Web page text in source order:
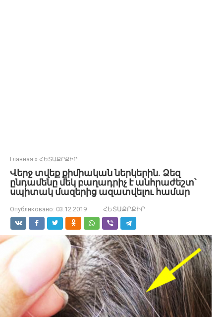
Главная » ՀԵՏԱՔՐՔԻՐ
Վերջ տվեք քիմիական ներկերին. Ձեզ
ընդամենը մեկ բաղադրիչ է անհրաժեշտ՝
սպիտակ մազերից ազատվելու համար
Опубликовано: 03.12.2019 ՀԵՏԱՔՐՔԻՐ